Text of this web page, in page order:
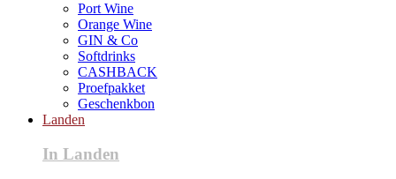
Port Wine
Orange Wine
GIN & Co
Softdrinks
CASHBACK
Proefpakket
Geschenkbon
Landen
In Landen